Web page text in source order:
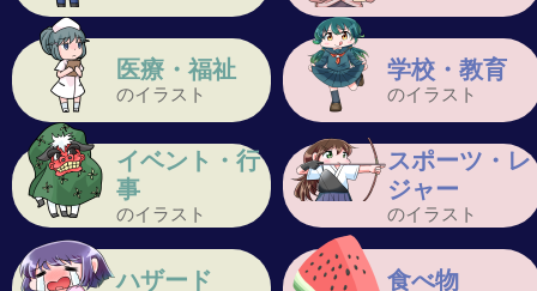
医療・福祉
のイラスト
学校・教育
のイラスト
イベント・行
事
のイラスト
スポーツ・レ
ジャー
のイラスト
ハザード 食べ物